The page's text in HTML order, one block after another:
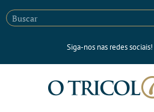
Siga-nos nas redes sociais!